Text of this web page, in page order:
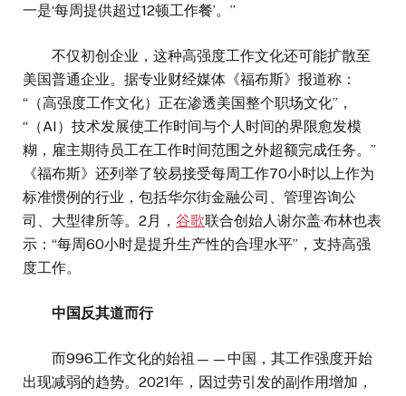
一是‘每周提供超过12顿工作餐’。”
不仅初创企业，这种高强度工作文化还可能扩散至
美国普通企业。据专业财经媒体《福布斯》报道称：
“（高强度工作文化）正在渗透美国整个职场文化”，
“（AI）技术发展使工作时间与个人时间的界限愈发模
糊，雇主期待员工在工作时间范围之外超额完成任务。”
《福布斯》还列举了较易接受每周工作70小时以上作为
标准惯例的行业，包括华尔街金融公司、管理咨询公
司、大型律所等。2月， 谷歌联合创始人谢尔盖·布林也表
示：“每周60小时是提升生产性的合理水平”，支持高强
度工作。
中国反其道而行
而996工作文化的始祖——中国，其工作强度开始
出现减弱的趋势。2021年，因过劳引发的副作用增加，